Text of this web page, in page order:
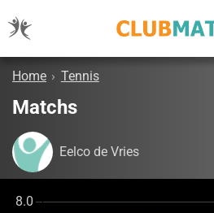
Home › Tennis
Matchs
Eelco de Vries